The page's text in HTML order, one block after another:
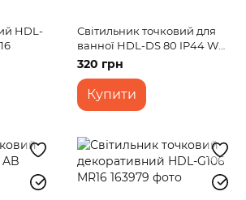
HDL-
Світильник точковий для
ванної HDL-DS 80 IP44 WH
MR16
320 грн
Купити